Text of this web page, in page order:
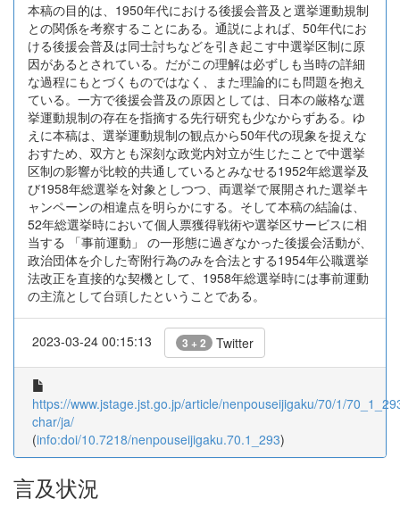
本稿の目的は、1950年代における後援会普及と選挙運動規制
との関係を考察することにある。通説によれば、50年代にお
ける後援会普及は同士討ちなどを引き起こす中選挙区制に原
因があるとされている。だがこの理解は必ずしも当時の詳細
な過程にもとづくものではなく、また理論的にも問題を抱え
ている。一方で後援会普及の原因としては、日本の厳格な選
挙運動規制の存在を指摘する先行研究も少なからずある。ゆ
えに本稿は、選挙運動規制の観点から50年代の現象を捉えな
おすため、双方とも深刻な政党内対立が生じたことで中選挙
区制の影響が比較的共通しているとみなせる1952年総選挙及
び1958年総選挙を対象としつつ、両選挙で展開された選挙キ
ャンペーンの相違点を明らかにする。そして本稿の結論は、
52年総選挙時において個人票獲得戦術や選挙区サービスに相
当する 「事前運動」 の一形態に過ぎなかった後援会活動が、
政治団体を介した寄附行為のみを合法とする1954年公職選挙
法改正を直接的な契機として、1958年総選挙時には事前運動
の主流として台頭したということである。
2023-03-24 00:15:13 3 + 2 Twitter
https://www.jstage.jst.go.jp/article/nenpouseijigaku/70/1/
char/ja/
(info:doi/10.7218/nenpouseijigaku.70.1_293)
言及状況